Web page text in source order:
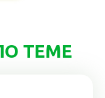
ТЕМЕ